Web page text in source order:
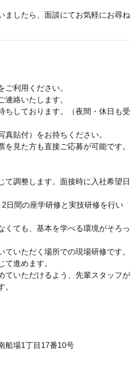
ましたら、面談にてお気軽にお尋ね
ご利用ください。
連絡いたします。
ちしております。（夜間・休日も受
真貼付）をお持ちください。
を見た方も直接ご応募が可能です。
調整します。面接時に入社希望日
日間の座学研修と実技研修を行い
くても、基本を学べる環境がそろっ
いただく場所での現場研修です。
て進めます。
ていただけるよう、先輩スタッフが
。
船場1丁目17番10号